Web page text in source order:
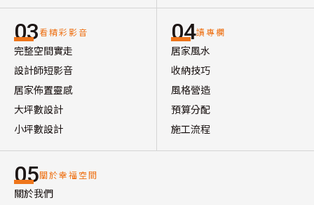
03看精彩影音
完整空間實走
設計師短影音
居家佈置靈感
大坪數設計
小坪數設計
04讀專欄
居家風水
收納技巧
風格營造
預算分配
施工流程
05關於幸福空間
關於我們